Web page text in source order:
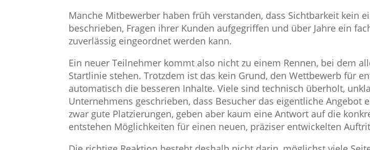
Manche Mitbewerber haben früh verstanden, dass Sichtbarkeit kein
beschrieben, Fragen ihrer Kunden aufgegriffen und über Jahre ein
zuverlässig eingeordnet werden kann.
Ein neuer Teilnehmer kommt also nicht zu einem Rennen, bei dem
Startlinie stehen. Trotzdem ist das kein Grund, den Wettbewerb für
automatisch die besseren Inhalte. Viele sind technisch überholt,
Unternehmens geschrieben, dass Besucher das eigentliche Angebot
zwar gute Platzierungen, geben aber kaum eine Antwort auf die
entstehen Möglichkeiten für einen neuen, präziser entwickelten